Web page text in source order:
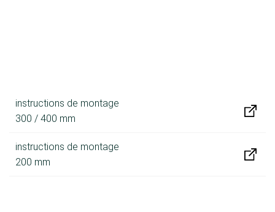
instructions de montage
300 / 400 mm
instructions de montage
200 mm